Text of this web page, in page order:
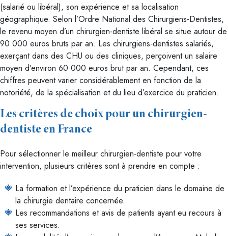
(salarié ou libéral), son expérience et sa localisation
géographique. Selon l’Ordre National des Chirurgiens-Dentistes,
le revenu moyen d’un chirurgien-dentiste libéral se situe autour de
90 000 euros bruts par an. Les chirurgiens-dentistes salariés,
exerçant dans des CHU ou des cliniques, perçoivent un salaire
moyen d’environ 60 000 euros brut par an. Cependant, ces
chiffres peuvent varier considérablement en fonction de la
notoriété, de la spécialisation et du lieu d’exercice du praticien.
Les critères de choix pour un chirurgien-
dentiste en France
Pour sélectionner le meilleur chirurgien-dentiste pour votre
intervention, plusieurs critères sont à prendre en compte :
La formation et l’expérience du praticien dans le domaine de
la chirurgie dentaire concernée.
Les recommandations et avis de patients ayant eu recours à
ses services.